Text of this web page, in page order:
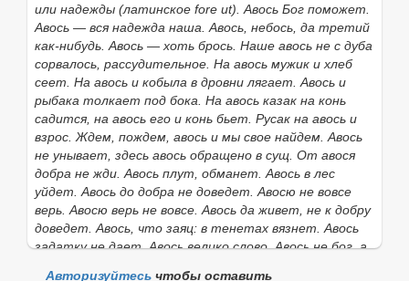
или надежды (латинское fore ut).Авось Бог поможет.
Авось — вся надежда наша. Авось, небось, да третий
как-нибудь. Авось — хоть брось. Наше авось не с дуба
сорвалось, рассудительное. На авось мужик и хлеб
сеет. На авось и кобыла в дровни лягает. Авось и
рыбака толкает под бока. На авось казак на конь
садится, на авось его и конь бьет. Русак на авось и
взрос. Ждем, пождем, авось и мы свое найдем. Авось
не унывает, здесь авось обращено в сущ. От авося
добра не жди. Авось плут, обманет. Авось в лес
уйдет. Авось до добра не доведет. Авосю не вовсе
верь. Авосю верь не вовсе. Авось да живет, не к добру
доведет. Авось, что заяц: в тенетах вязнет. Авось
задатку не дает. Авось велико слово. Авось не бог, а
Авторизуйтесь чтобы оставить